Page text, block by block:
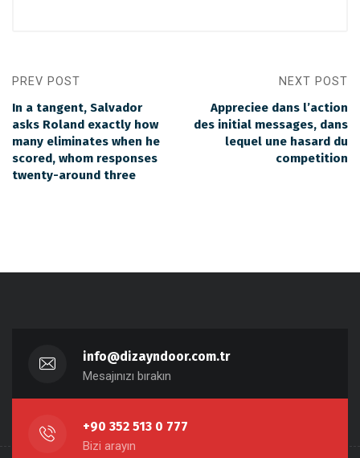
PREV POST
In a tangent, Salvador
asks Roland exactly how
many eliminates when he
scored, whom responses
twenty-around three
NEXT POST
Appreciee dans l’action
des initial messages, dans
lequel une hasard du
competition
info@dizayndoor.com.tr
Mesajınızı bırakın
+90 352 513 0 777
Bizi arayın